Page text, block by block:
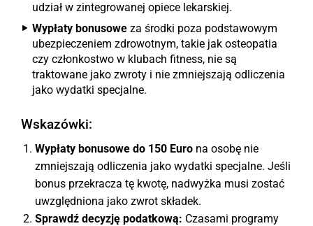
udział w zintegrowanej opiece lekarskiej.
Wypłaty bonusowe za środki poza podstawowym
ubezpieczeniem zdrowotnym, takie jak osteopatia
czy członkostwo w klubach fitness, nie są
traktowane jako zwroty i nie zmniejszają odliczenia
jako wydatki specjalne.
Wskazówki:
Wypłaty bonusowe do 150 Euro na osobę nie
zmniejszają odliczenia jako wydatki specjalne. Jeśli
bonus przekracza tę kwotę, nadwyżka musi zostać
uwzględniona jako zwrot składek.
Sprawdź decyzję podatkową: Czasami programy